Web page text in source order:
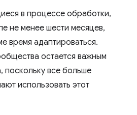
в процессе обработки,
не менее шести месяцев,
время адаптироваться.
остается важным
поскольку все больше
использовать этот